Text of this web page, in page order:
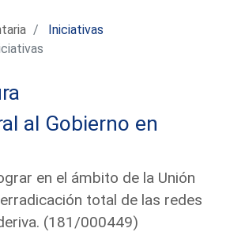
Iniciativas
al Gobierno en
en el ámbito de la Unión
total de las redes
(181/000449)